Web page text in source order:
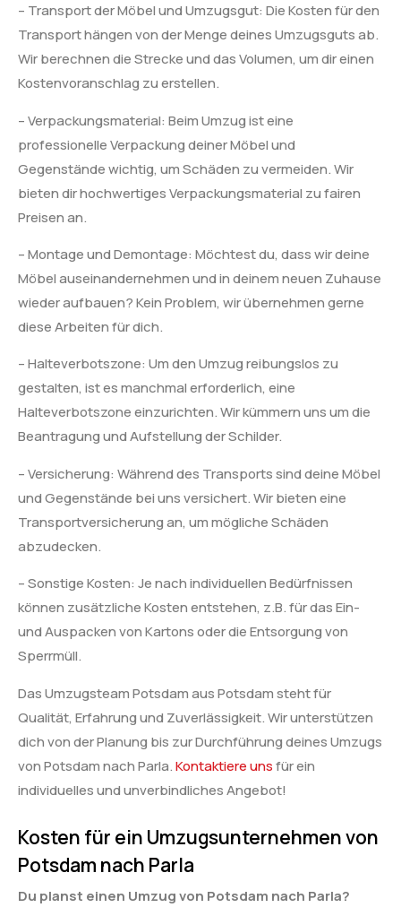
– Transport der Möbel und Umzugsgut: Die Kosten für den
Transport hängen von der Menge deines Umzugsguts ab.
Wir berechnen die Strecke und das Volumen, um dir einen
Kostenvoranschlag zu erstellen.
– Verpackungsmaterial: Beim Umzug ist eine
professionelle Verpackung deiner Möbel und
Gegenstände wichtig, um Schäden zu vermeiden. Wir
bieten dir hochwertiges Verpackungsmaterial zu fairen
Preisen an.
– Montage und Demontage: Möchtest du, dass wir deine
Möbel auseinandernehmen und in deinem neuen Zuhause
wieder aufbauen? Kein Problem, wir übernehmen gerne
diese Arbeiten für dich.
– Halteverbotszone: Um den Umzug reibungslos zu
gestalten, ist es manchmal erforderlich, eine
Halteverbotszone einzurichten. Wir kümmern uns um die
Beantragung und Aufstellung der Schilder.
– Versicherung: Während des Transports sind deine Möbel
und Gegenstände bei uns versichert. Wir bieten eine
Transportversicherung an, um mögliche Schäden
abzudecken.
– Sonstige Kosten: Je nach individuellen Bedürfnissen
können zusätzliche Kosten entstehen, z.B. für das Ein-
und Auspacken von Kartons oder die Entsorgung von
Sperrmüll.
Das Umzugsteam Potsdam aus Potsdam steht für
Qualität, Erfahrung und Zuverlässigkeit. Wir unterstützen
dich von der Planung bis zur Durchführung deines Umzugs
von Potsdam nach Parla.Kontaktiere unsfür ein
individuelles und unverbindliches Angebot!
Kosten für ein Umzugsunternehmen von
Potsdam nach Parla
Du planst einen Umzug von Potsdam nach Parla?